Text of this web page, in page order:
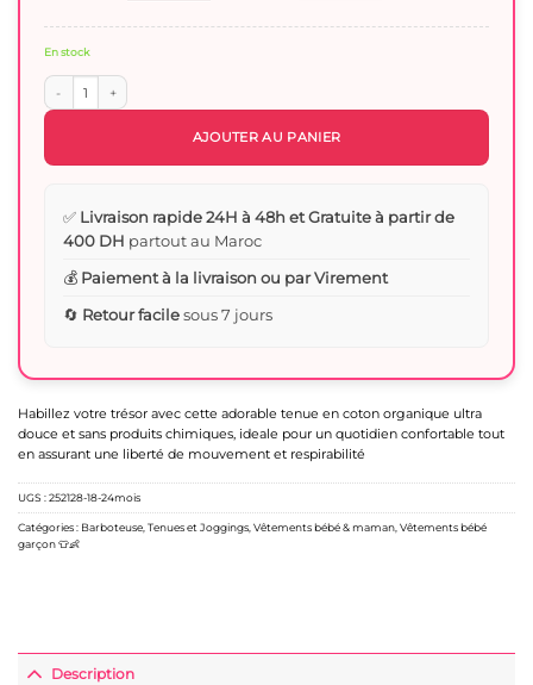
Habillez votre trésor avec cette adorable tenue en coton organique ultra
douce et sans produits chimiques, ideale pour un quotidien confortable tout
en assurant une liberté de mouvement et respirabilité
En stock
quantité de Tenue Short + T-Shirt Bébé en Coton Organique – Confort Doux et
AJOUTER AU PANIER
✅ Livraison rapide 24H à 48h et Gratuite à partir de
400 DH partout au Maroc
💰 Paiement à la livraison ou par Virement
🔄 Retour facilesous 7 jours
UGS :252128-18-24mois
Catégories : Barboteuse Tenues et Joggings Vêtements bébé & maman Vêtements bébé
garçon 👕👶
Description